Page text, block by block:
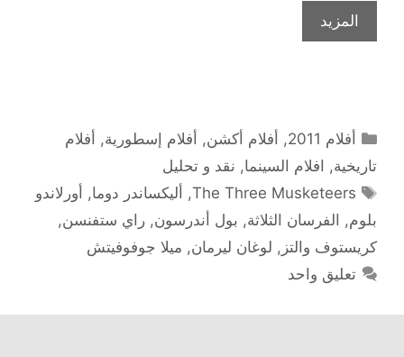
المزيد
التصنيفات
أفلام 2011 , أفلام أكشن, أفلام إسطورية, أفلام
تاريخية, افلام السينما, نقد و تحليل
الوسوم
The Three Musketeers
, أليكساندر دوما, أورلاندو
بلوم, الفرسان الثلاثة, بول أندرسون, راي ستفنسن,
كريستوف والتز , لوغان ليرمان, ميلا جوفوفيتش
تعليق واحد